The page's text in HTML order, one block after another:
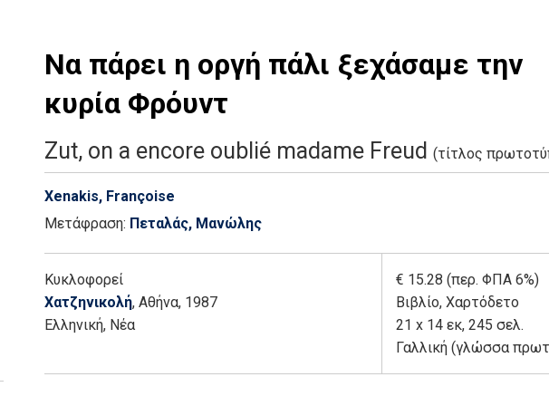
Να πάρει η οργή πάλι ξεχάσαμε την
κυρία Φρόυντ
Zut, on a encore oublié madame Freud (τίτλος
Xenakis, Françoise
Μετάφραση: Πεταλάς, Μανώλης
Κυκλοφορεί
Χατζηνικολή, Αθήνα, 1987
Ελληνική, Νέα
€ 15.28 (περ. ΦΠΑ 6%)
Βιβλίο, Χαρτόδετο
21 x 14 εκ, 245 σελ.
Γαλλική (γλώσσα